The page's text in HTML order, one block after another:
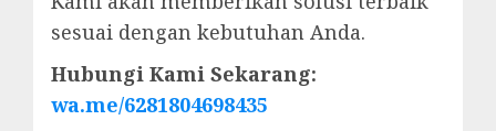
sesuai dengan kebutuhan Anda.
Hubungi Kami Sekarang:
wa.me/6281804698435